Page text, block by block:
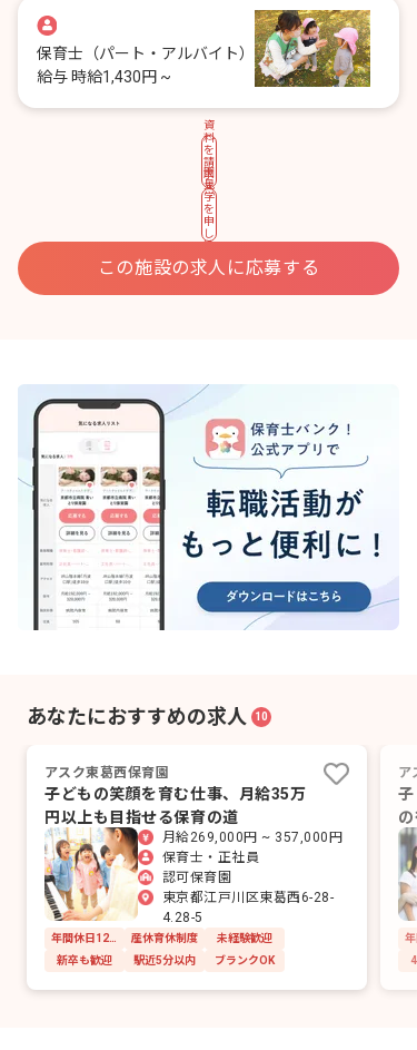
保育士 （パート・アルバイト）
給与 時給1,430円 ~
資
料
を
請
求
す
る
園
見
学
を
申
し
む
この施設の求人に応募する
あなたにおすすめの求人 10
アスク東葛西保育園
子どもの笑顔を育む仕事、月給35万
円以上も目指せる保育の道
月給269,000円 ~ 357,000円
保育士・正社員
認可保育園
東京都江戸川区東葛西6-28-
4.28-5
産休育休制度
未経験歓迎
新卒も歓迎
駅近5分以内 ブランクOK
ア